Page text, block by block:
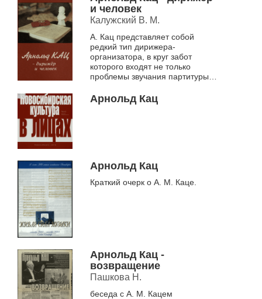
Гора, особенности р...
и человек
Калужский В. М.
А. Кац представляет собой
редкий тип дирижера-
организатора, в круг забот
которого входят не только
проблемы звучания партитуры,
настоящем и будущем своего
оркестра, социальные,...
Арнольд Кац
Арнольд Кац
Краткий очерк о А. М. Каце.
Арнольд Кац -
возвращение
Пашкова Н.
беседа с А. М. Кацем